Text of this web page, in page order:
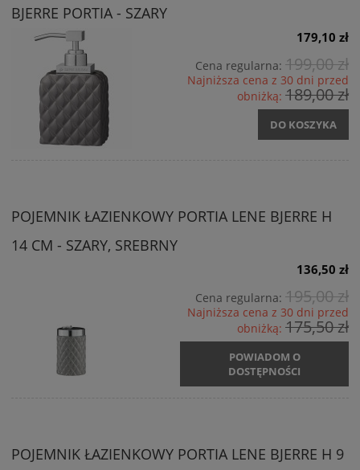
BJERRE PORTIA - SZARY
179,10 zł
Cena regularna: 199,00 zł
Najniższa cena z 30 dni przed
obniżką: 189,00 zł
DO KOSZYKA
POJEMNIK ŁAZIENKOWY PORTIA LENE BJERRE H
14 CM - SZARY, SREBRNY
136,50 zł
Cena regularna: 195,00 zł
Najniższa cena z 30 dni przed
obniżką: 175,50 zł
POWIADOM O
DOSTĘPNOŚCI
POJEMNIK ŁAZIENKOWY PORTIA LENE BJERRE H 9